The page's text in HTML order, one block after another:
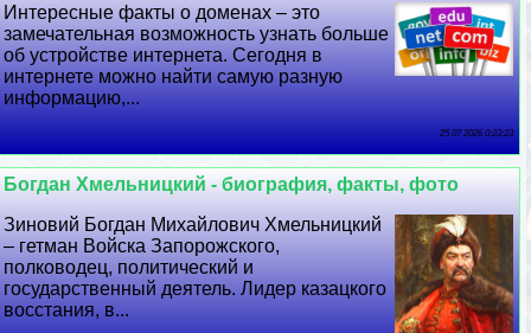
Интересные факты о доменах – это
замечательная возможность узнать больше
об устройстве интернета. Сегодня в
интернете можно найти самую разную
информацию,...
25 07 2026 0:23:23
Богдан Хмельницкий - биография, факты, фото
Зиновий Богдан Михайлович Хмельницкий
– гетман Войска Запорожского,
полководец, политический и
государственный деятель. Лидер казацкого
восстания, в...